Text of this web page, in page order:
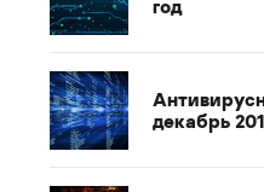
год
декабрь